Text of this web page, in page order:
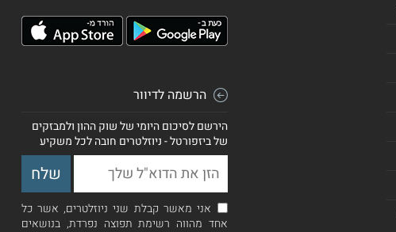
הרשמה לדיוור
הירשם לסיכום היומי של שוק ההון ולמבזקים
של ביזפורטל - ניוזלטרים חובה לכל משקיע
אני מאשר קבלת שני ניוזלטרים, אשר כל
אחד מהווה רשימת תפוצה נפרדת, בנושאים